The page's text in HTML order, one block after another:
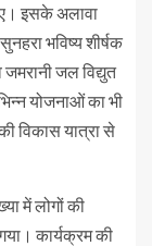
इसके अलावा
भविष्य शीर्षक
जल विद्युत
योजनाओं का भी
विकास यात्रा से
में लोगों की
कार्यक्रम की